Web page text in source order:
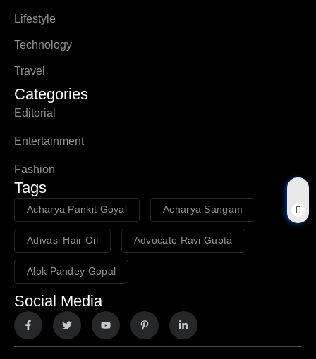
Lifestyle
Technology
Travel
Categories
Editorial
Entertainment
Fashion
Tags
Acharya Pankit Goyal Acharya Sangam
Adivasi Hair Oil Advocate Ravi Gupta
Alok Pandey Gopal
Social Media